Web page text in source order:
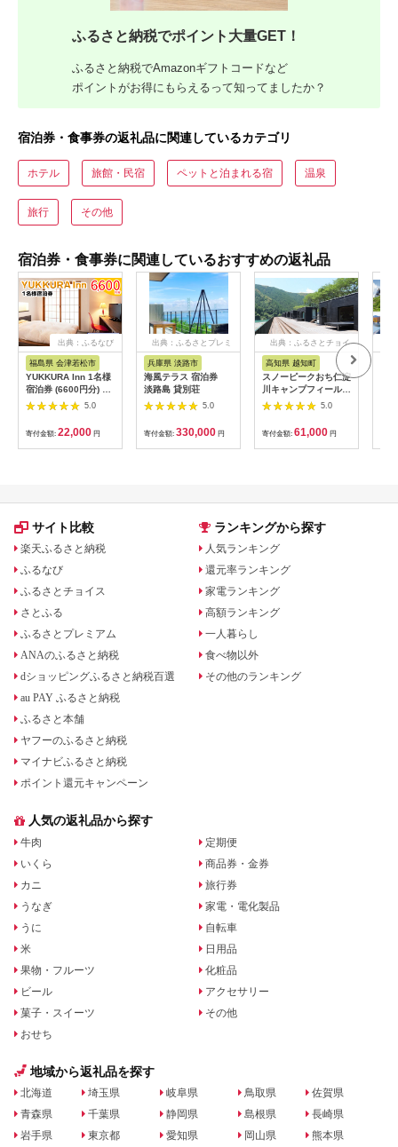
ふるさと納税でポイント大量GET！
ふるさと納税でAmazonギフトコードなど
ポイントがお得にもらえるって知ってましたか？
宿泊券・食事券の返礼品に関連しているカテゴリ
ホテル 旅館・民宿 ペットと泊まれる宿 温泉
旅行 その他
宿泊券・食事券に関連しているおすすめの返礼品
出典：ふるなび
福島県 会津若松市
YUKKURA Inn 1名様
宿泊券 (6600円分) ワ
ーケーションお試しプ
ラン｜東北 福島県 会
津若松市 東山温泉 旅
行 クーポン 利用券
[0800]
5.0
寄付金額: 22,000 円
出典：ふるさとプレミ
兵庫県 淡路市
海風テラス 宿泊券
淡路島 貸別荘
5.0
寄付金額: 330,000 円
出典：ふるさとチョイ
高知県 越知町
スノーピークおち仁淀
川キャンプフィールド
「住箱-jyubako-」ペ
ア宿泊チケット
5.0
寄付金額: 61,000 円
サイト比較
楽天ふるさと納税
ふるなび
ふるさとチョイス
さとふる
ふるさとプレミアム
ANAのふるさと納税
dショッピングふるさと納税百選
au PAY ふるさと納税
ふるさと本舗
ヤフーのふるさと納税
マイナビふるさと納税
ポイント還元キャンペーン
ランキングから探す
人気ランキング
還元率ランキング
家電ランキング
高額ランキング
一人暮らし
食べ物以外
その他のランキング
人気の返礼品から探す
牛肉
いくら
カニ
うなぎ
うに
米
果物・フルーツ
ビール
菓子・スイーツ
おせち
定期便
商品券・金券
旅行券
家電・電化製品
自転車
日用品
化粧品
アクセサリー
その他
地域から返礼品を探す
北海道
青森県
岩手県
埼玉県
千葉県
東京都
岐阜県
静岡県
愛知県
鳥取県
島根県
岡山県
佐賀県
長崎県
熊本県